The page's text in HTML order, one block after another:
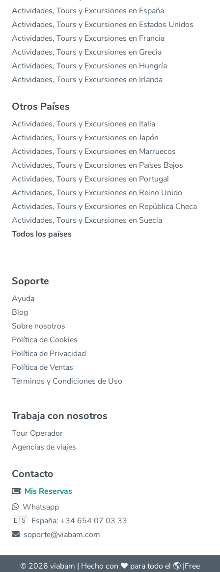
Actividades, Tours y Excursiones en España
Actividades, Tours y Excursiones en Estados Unidos
Actividades, Tours y Excursiones en Francia
Actividades, Tours y Excursiones en Grecia
Actividades, Tours y Excursiones en Hungría
Actividades, Tours y Excursiones en Irlanda
Otros Países
Actividades, Tours y Excursiones en Italia
Actividades, Tours y Excursiones en Japón
Actividades, Tours y Excursiones en Marruecos
Actividades, Tours y Excursiones en Países Bajos
Actividades, Tours y Excursiones en Portugal
Actividades, Tours y Excursiones en Reino Unido
Actividades, Tours y Excursiones en República Checa
Actividades, Tours y Excursiones en Suecia
Todos los países
Soporte
Ayuda
Blog
Sobre nosotros
Política de Cookies
Política de Privacidad
Política de Ventas
Términos y Condiciones de Uso
Trabaja con nosotros
Tour Operador
Agencias de viajes
Contacto
Mis Reservas
Whatsapp
🇪🇸 España: +34 654 07 03 33
soporte@viabam.com
© 2026 viabam | Hecho con ❤️ para todo el 🌎 |Free